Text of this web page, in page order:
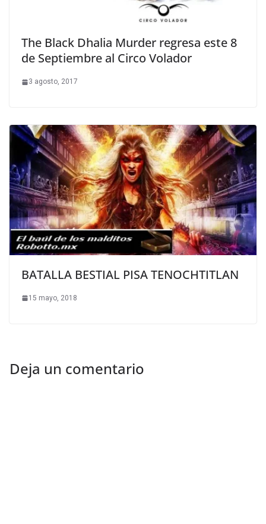
The Black Dhalia Murder regresa este 8
de Septiembre al Circo Volador
3 agosto, 2017
BATALLA BESTIAL PISA TENOCHTITLAN
15 mayo, 2018
Deja un comentario